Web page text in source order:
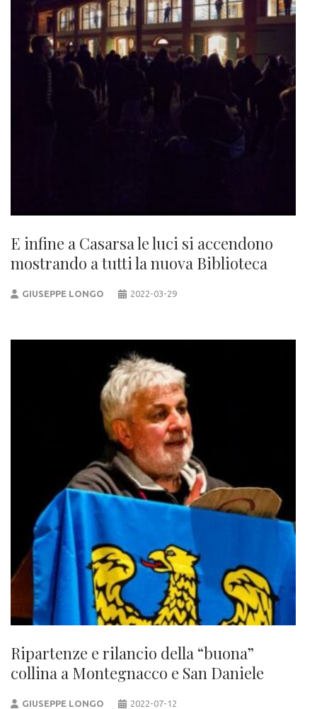
E infine a Casarsa le luci si accendono
mostrando a tutti la nuova Biblioteca
GIUSEPPE LONGO 2022-03-29
Ripartenze e rilancio della “buona”
collina a Montegnacco e San Daniele
GIUSEPPE LONGO 2022-07-12